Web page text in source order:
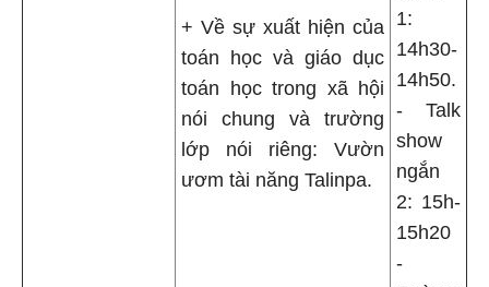
+ Về sự xuất hiện của
toán học và giáo dục
toán học trong xã hội
nói chung và trường
lớp nói riêng: Vườn
ươm tài năng Talinpa.
1:
14h30-
14h50.
- Talk
show
ngắn
2: 15h-
15h20
-